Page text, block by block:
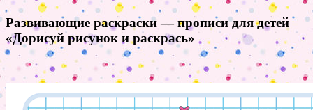
Развивающие раскраски — прописи для детей
«Дорисуй рисунок и раскрась»